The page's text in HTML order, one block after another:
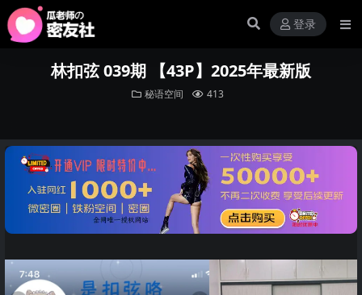
登录
林扣弦 039期 【43P】2025年最新版
秘语空间 413